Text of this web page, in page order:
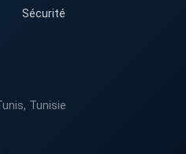
Sécurité
Tunisie